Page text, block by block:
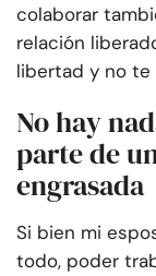
colaborar
relación
libertad y no te
No hay
parte de
engrasada
Si bien mi
todo, poder